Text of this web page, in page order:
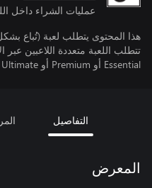
عمليات الشراء داخل
هذا المحتوى يتطلب لعبة (تُباع
Essential أو Premium أو Ultimate (اشتراكات تُباع بشكل منفصل).
التفاصيل
المعرض